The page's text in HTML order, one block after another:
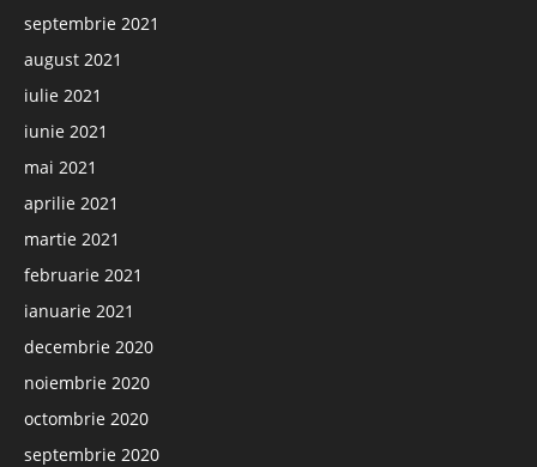
septembrie 2021
august 2021
iulie 2021
iunie 2021
mai 2021
aprilie 2021
martie 2021
februarie 2021
ianuarie 2021
decembrie 2020
noiembrie 2020
octombrie 2020
septembrie 2020